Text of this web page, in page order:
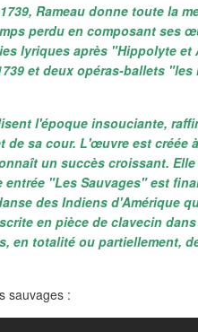
Rameau donne toute la
perdu en composant ses
lyriques après "Hippolyte
et deux opéras-ballets
l'époque insouciante,
de sa cour. L'œuvre est créée
un succès croissant.
"Les Sauvages" est
des Indiens d'Amérique
en pièce de clavecin
en totalité ou partiellement,
sauvages :